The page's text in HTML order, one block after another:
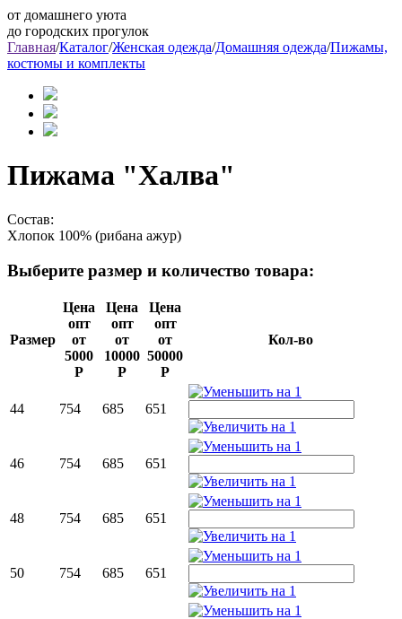
от домашнего уюта
до городских прогулок
Главная/Каталог/Женская одежда/Домашняя одежда/Пижамы,
костюмы и комплекты
Пижама "Халва"
Состав:
Хлопок 100% (рибана ажур)
Выберите размер и количество товара:
Размер
Цена
опт
от
5000
Р
Цена
опт
от
10000
Р
Цена
опт
от
50000
Р
Кол-во
44 754 685 651
46 754 685 651
48 754 685 651
50 754 685 651